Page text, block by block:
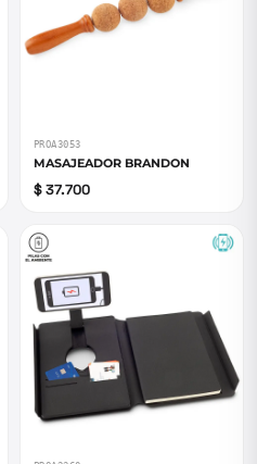
PROA3053
MASAJEADOR BRANDON
$ 37.700